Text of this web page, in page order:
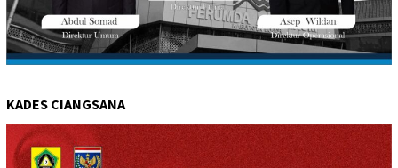
KADES CIANGSANA